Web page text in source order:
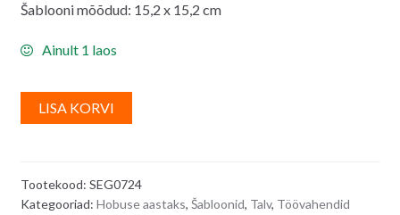
Šablooni mõõdud: 15,2 x 15,2 cm
Ainult 1 laos
LISA KORVI
l
r
Tootekood: SEG0724
Kategooriad: Hobuse aastaks, Šabloonid, Talv, Töövahendid